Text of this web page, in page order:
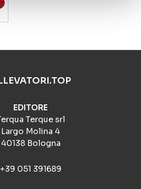
EDITORE
Terque srl
Largo Molina 4
40138 Bologna
+39 051 391689